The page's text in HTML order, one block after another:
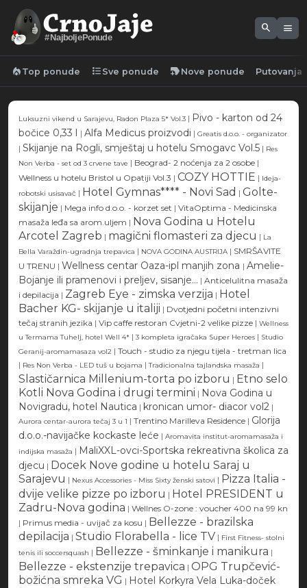
#NajboljePonude
search menu
local_fire_department Top ponude format_list_bulleted Sve ponude new_label Nove ponude Putovanja
Luksuzni vikend u Sarajevu, Radon Plaza 5* Vol.3 | Pivo - karton od 24
bočice 0,33 l | Alfa Medicus proizvodi | Greatis d.o.o. - organizator
| Skijanje na Rogli, smještaj u hotelu Smogavc Vol.5 | Res
Non Verba - set od 3 crvene tave | Beograd- 2 noćenja za 2 osobe |
Wellness u hotelu Bristol u Opatiji Vol.3 | COZY HOTTIE | Ideja-
robotski usisavač | Hotel Gymnas**** - Novi Sad | Golte-
skijanje | Mega info d.o.o. - korzet set | VitaOptima - Medicinska
masaža leđa sa arom.uljem | Nova Godina u Hotelu
Arcotel Zagreb | magični flomasteri za djecu | La
Bella Varaždin-ugradnja trepavica | NOVA GODINA AUSTRIJA | SMRŠAVITE
U TRENU | Wellness centar Oaza-ipl manjih zona | Amelie-
Bojanje ili pramenovi i preljev, sisanje... | Anticelulitna masaža
i depilacija | Zagreb Eye - zimska verzija | Hotel
Bacher KG- skijanje u italiji | Dvotjedni početni intenzivni
tečaj stranih jezika | Vip caffe restoran Cvjetni-2 velike pizze | Wellness
u Termama Tuhelj, hotel Well 4* | 3 kompleta igračaka Super Heroes | Studio
Geranij-aromamasaza vol2 | Touch - studio za njegu tijela - tretman lica
| Res Non Verba - LED tuš u bojama | Tradicionalna tajlandska masaža |
Slastičarnica Millenium-torta po izboru | Etno selo
Kotli Nova Godina i drugi termini | Nova Godina u
Novigradu, hotel Nautica | kronican umor- diacor vol2 |
Aurora centar-aurora tečaj 3 u 1 | Trentino Marilleva Residence | Glorija
d.o.o.-navijačke kockaste leće | Aromavita institut-aromamasaža i
indijska masaža | MaliXXL-ovci-Sportska rekreativna školica za
djecu | Docek Nove godine u hotelu Saraj u
Sarajevu | Nexus Accessories - Miss Sixty ženski satovi | Pizza Italia -
dvije velike pizze po izboru | Hotel PRESIDENT u
Zadru-Nova godina | Wellnes O-zone : voucher 400 na 99 kn
| Primus media - uvijač za kosu | Bellezze - brazilska
depilacija | Studio Florabella - lice TV | First Fitness- stolni
tenis ili soccersquash | Bellezze - šminkanje i manikura |
Bellezze - ekstenzije trepavica | OPG Trupčević-
božićna smreka VG | Hotel Korkyra Vela Luka-doček